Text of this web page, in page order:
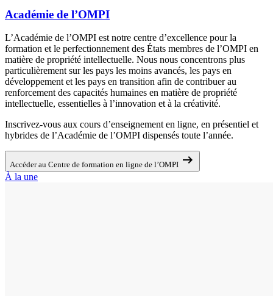
Académie de l’OMPI
L’Académie de l’OMPI est notre centre d’excellence pour la
formation et le perfectionnement des États membres de l’OMPI en
matière de propriété intellectuelle. Nous nous concentrons plus
particulièrement sur les pays les moins avancés, les pays en
développement et les pays en transition afin de contribuer au
renforcement des capacités humaines en matière de propriété
intellectuelle, essentielles à l’innovation et à la créativité.
Inscrivez-vous aux cours d’enseignement en ligne, en présentiel et
hybrides de l’Académie de l’OMPI dispensés toute l’année.
Accéder au Centre de formation en ligne de l’OMPI arrow_right_alt
À la une